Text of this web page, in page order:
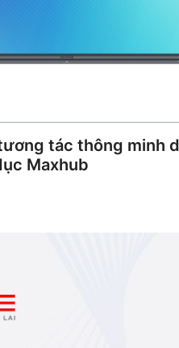
tác thông minh
Maxhub